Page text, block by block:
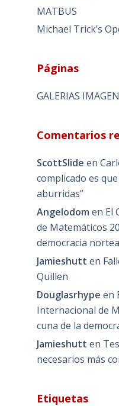
MATBUS
Michael Trick’s
Páginas
GALERIAS
Comentarios
ScottSlide en
complicado es
aburridas”
Angelodom en El
de Matemáticos
democracia
Jamieshutt en
Quillen
Douglasrhype en
Internacional de
cuna de la
Jamieshutt en
necesarios más
Etiquetas